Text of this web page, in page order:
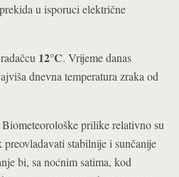
u isporuci električne
12°C. Vrijeme danas
dnevna temperatura zraka od
Biometeorološke prilike relativno su
stabilnije i sunčanije
bi, sa noćnim satima, kod